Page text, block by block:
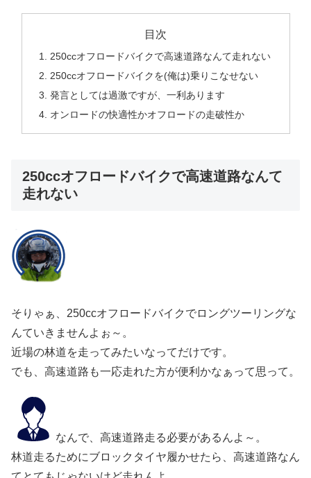
目次
250ccオフロードバイクで高速道路なんて走れない
250ccオフロードバイクを(俺は)乗りこなせない
発言としては過激ですが、一利あります
オンロードの快適性かオフロードの走破性か
250ccオフロードバイクで高速道路なんて
走れない
そりゃぁ、250ccオフロードバイクでロングツーリングな
んていきませんよぉ～。
近場の林道を走ってみたいなってだけです。
でも、高速道路も一応走れた方が便利かなぁって思って。
なんで、高速道路走る必要があるんよ～。
林道走るためにブロックタイヤ履かせたら、高速道路なん